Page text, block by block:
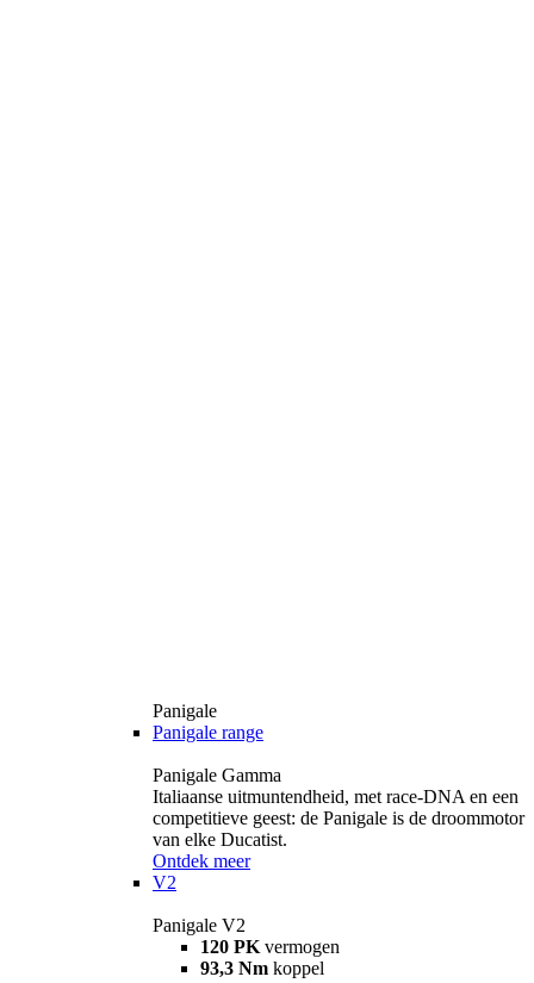
Panigale
Panigale range
Panigale Gamma
Italiaanse uitmuntendheid, met race-DNA en een
competitieve geest: de Panigale is de droommotor
van elke Ducatist.
Ontdek meer
V2
Panigale V2
120 PK vermogen
93,3 Nm koppel